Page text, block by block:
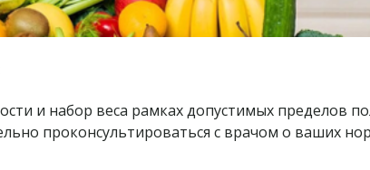
и набор веса рамках допустимых пределов
проконсультироваться с врачом о ваших